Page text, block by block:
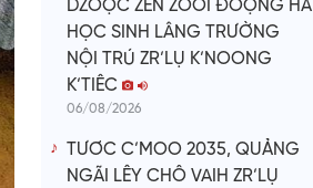
DZOỌC ZÊN ZOOI ĐOỌNG HA
HỌC SINH LÂNG TRƯỜNG
NỘI TRÚ ZR’LỤ K’NOONG
K’TIÊC
06/08/2026
TƯƠC C’MOO 2035, QUẢNG
NGÃI LÊY CHÔ VAIH ZR’LỤ